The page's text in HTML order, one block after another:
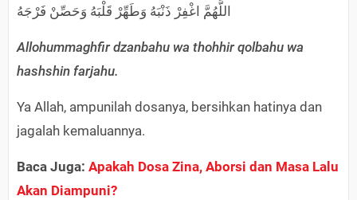
اللَّهُمَّ اغْفِرْ ذَنْبَهُ وَطَهِّرْ قَلْبَهُ وَحَصِّنْ فَرْجَهُ
Allohummaghfir dzanbahu wa thohhir qolbahu wa
hashshin farjahu.
Ya Allah, ampunilah dosanya, bersihkan hatinya dan
jagalah kemaluannya.
Baca Juga: Apakah Dosa Zina, Aborsi dan Masa Lalu
Akan Diampuni?